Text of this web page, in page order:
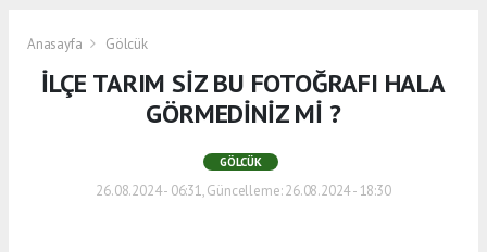
Anasayfa Gölcük
İLÇE TARIM SİZ BU FOTOĞRAFI HALA
GÖRMEDİNİZ Mİ ?
GÖLCÜK
26.08.2024 - 06:31, Güncelleme: 26.08.2024 - 18:30